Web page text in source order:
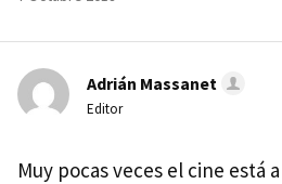
Adrián Massanet
Editor
Muy pocas veces el cine está